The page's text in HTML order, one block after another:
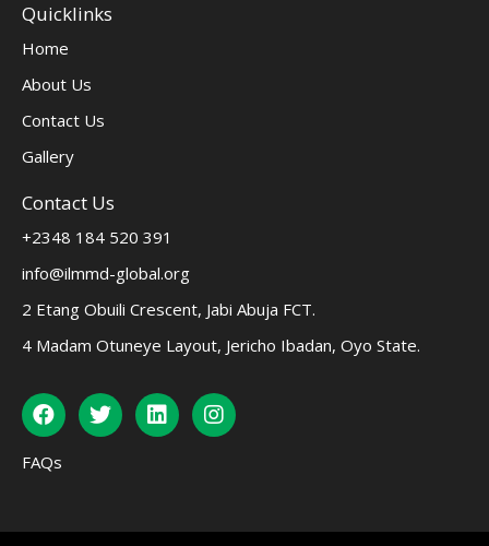
Quicklinks
Home
About Us
Contact Us
Gallery
Contact Us
+2348 184 520 391
info@ilmmd-global.org
2 Etang Obuili Crescent, Jabi Abuja FCT.
4 Madam Otuneye Layout, Jericho Ibadan, Oyo State.
FAQs